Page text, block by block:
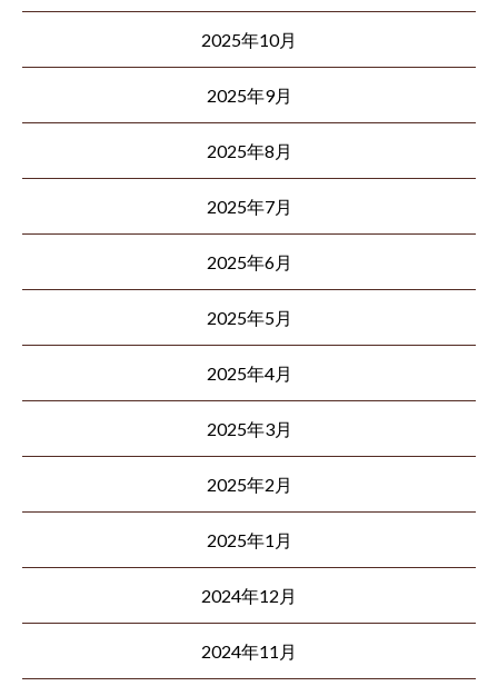
2025年10月
2025年9月
2025年8月
2025年7月
2025年6月
2025年5月
2025年4月
2025年3月
2025年2月
2025年1月
2024年12月
2024年11月